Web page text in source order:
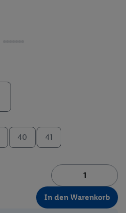
40 41
In den Warenkorb